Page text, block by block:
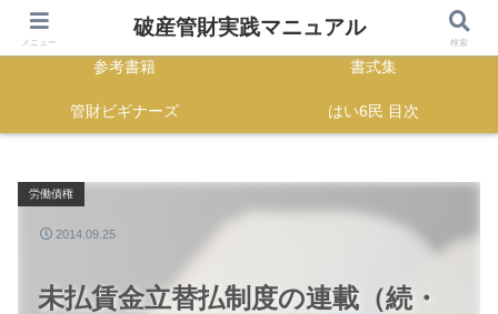
HOME 正誤表
参考書籍 書式集
管財ビギナーズ はい6民 目次
未払賃金立替払制度の連載（続・
労働債権
2014.09.25
メニュー
破産管財実践マニュアル
検索